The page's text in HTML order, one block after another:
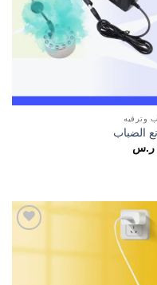
وترفيه
الضباب
ر.س
wishlist